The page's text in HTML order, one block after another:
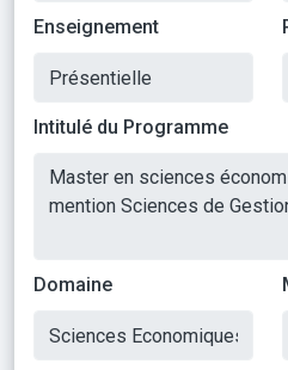
Enseignement
Intitulé du Programme
Domaine